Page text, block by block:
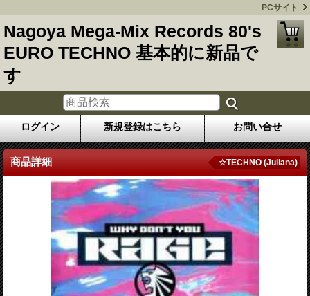
PCサイト
Nagoya Mega-Mix Records 80's
EURO TECHNO 基本的に新品で
す
ログイン 新規登録はこちら お問い合せ
商品詳細 ☆TECHNO (Juliana)